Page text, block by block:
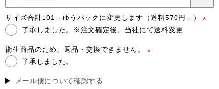
須)
サイズ合計101～ゆうパックに変更します（送料570円～）
了承しました。※注文確定後、当社にて送料変更
衛生商品のため、返品・交換できません。
了承しました。
メール便について確認する